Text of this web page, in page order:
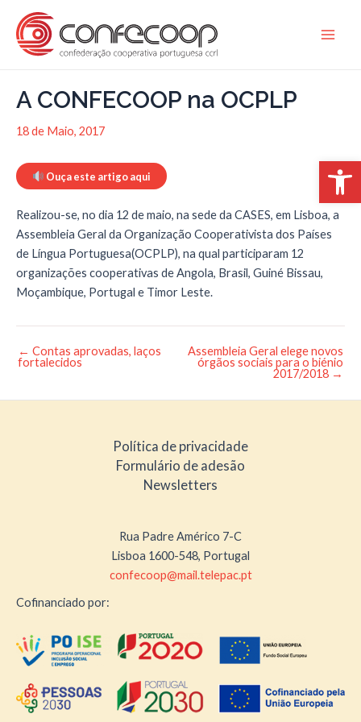
content
A CONFECOOP na OCPLP
18 de Maio, 2017
Ouça este artigo aqui
Realizou-se, no dia 12 de maio, na sede da CASES, em Lisboa, a
Assembleia Geral da Organização Cooperativista dos Países
de Língua Portuguesa(OCPLP), na qual participaram 12
organizações cooperativas de Angola, Brasil, Guiné Bissau,
Moçambique, Portugal e Timor Leste.
Post
← Contas aprovadas, laços
fortalecidos
Assembleia Geral elege novos
órgãos sociais para o biénio
2017/2018 →
Política de privacidade
Formulário de adesão
Newsletters
Rua Padre Américo 7-C
Lisboa 1600-548, Portugal
confecoop@mail.telepac.pt
Cofinanciado por: